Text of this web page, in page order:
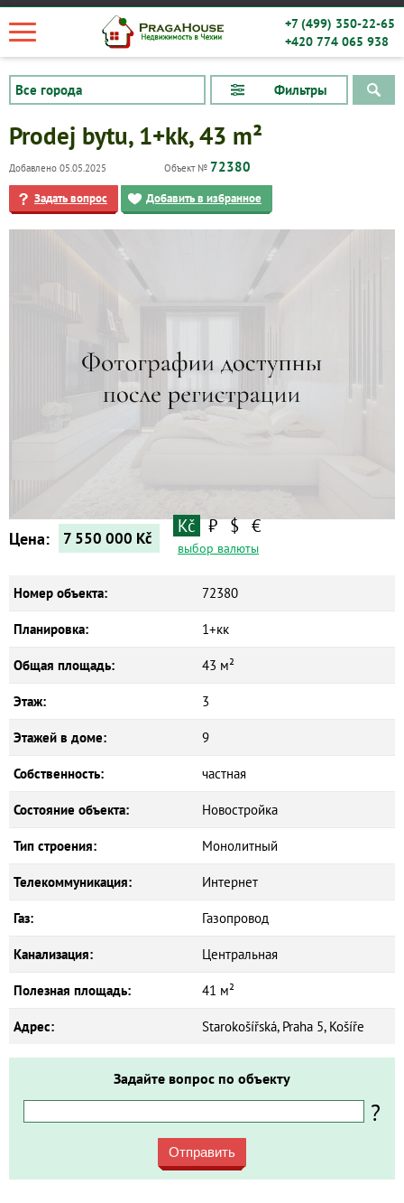
+7 (499) 350-22-65
+420 774 065 938
Фильтры
Квартиры
Prodej bytu, 1+kk, 43 m²
Добавлено 05.05.2025 Объект № 72380
Задать вопрос Добавить в избранное
Цена: 7 550 000 Kč
Kč ₽ $ €
выбор валюты
Номер объекта: 72380
Планировка: 1+кк
Общая площадь: 43 м²
Этаж: 3
Этажей в доме: 9
Собственность: частная
Состояние объекта: Новостройка
Тип строения: Монолитный
Телекоммуникация: Интернет
Газ: Газопровод
Канализация: Центральная
Полезная площадь: 41 м²
Адрес: Starokošířská, Praha 5, Košíře
Задайте вопрос по объекту
?
Отправить